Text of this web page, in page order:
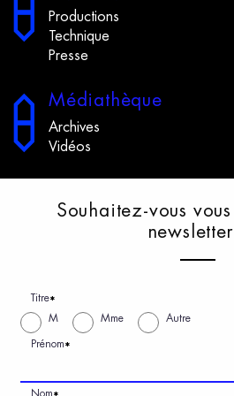
Productions
Technique
Presse
Médiathèque
Archives
Vidéos
Souhaitez-vous vous
newsletter
Titre*
M Mme Autre
Prénom*
Nom